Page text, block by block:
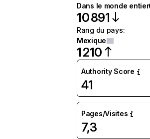
Dans le monde entier
10 891
Rang du pays:
Mexique
1 210
Authority Score
41
Pages/Visites
7,3